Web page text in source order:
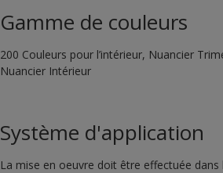
Gamme de couleurs
200 Couleurs pour l’intérieur, Nuancier
Nuancier Intérieur
Système d'application
La mise en oeuvre doit être effectuée